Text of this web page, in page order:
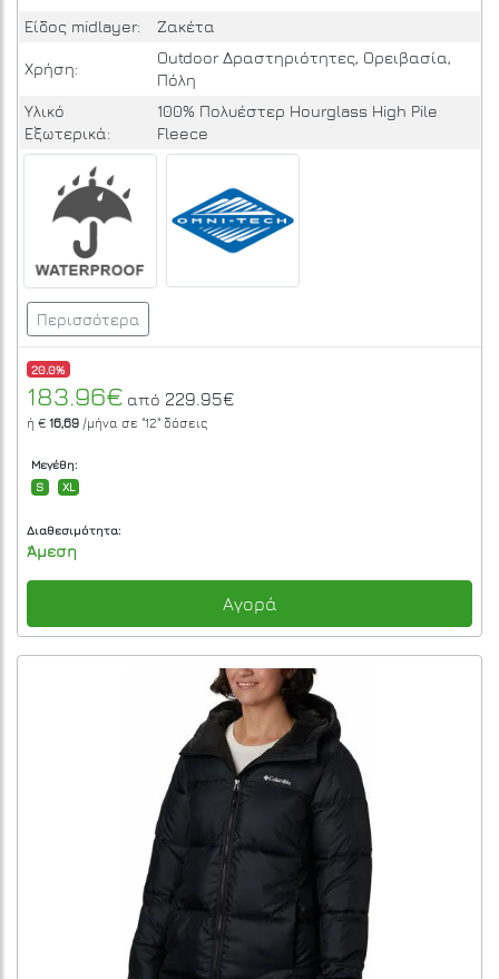
Είδος midlayer:
Ζακέτα
Χρήση:
Outdoor Δραστηριότητες, Ορειβασία,
Πόλη
Υλικό
Εξωτερικά:
100% Πολυέστερ Hourglass High Pile
Fleece
Περισσότερα
20.0%
183.96€ από 229.95€
ή € 16,69 /μήνα σε "12" δόσεις
Μεγέθη:
S
XL
Διαθεσιμότητα:
Άμεση
Αγορά